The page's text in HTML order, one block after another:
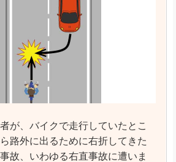
が、バイクで走行していたとこ
路外に出るために右折してきた
故、いわゆる右直事故に遭いま